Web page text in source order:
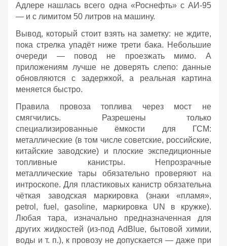
Адлере нашлась всего одна «Роснефть» с АИ‑95
— и с лимитом 50 литров на машину.
Вывод, который стоит взять на заметку: не ждите,
пока стрелка упадёт ниже трети бака. Небольшие
очереди — повод не проезжать мимо. А
приложениям лучше не доверять слепо: данные
обновляются с задержкой, а реальная картина
меняется быстро.
Правила провоза топлива через мост не
смягчились. Разрешены только
специализированные ёмкости для ГСМ:
металлические (в том числе советские, российские,
китайские заводские) и плоские экспедиционные
топливные канистры. Непрозрачные
металлические тары обязательно проверяют на
интроскопе. Для пластиковых канистр обязательна
чёткая заводская маркировка (знаки «пламя»,
petrol, fuel, gasoline, маркировка UN в кружке).
Любая тара, изначально предназначенная для
других жидкостей (из‑под AdBlue, бытовой химии,
воды и т. п.), к провозу не допускается — даже при